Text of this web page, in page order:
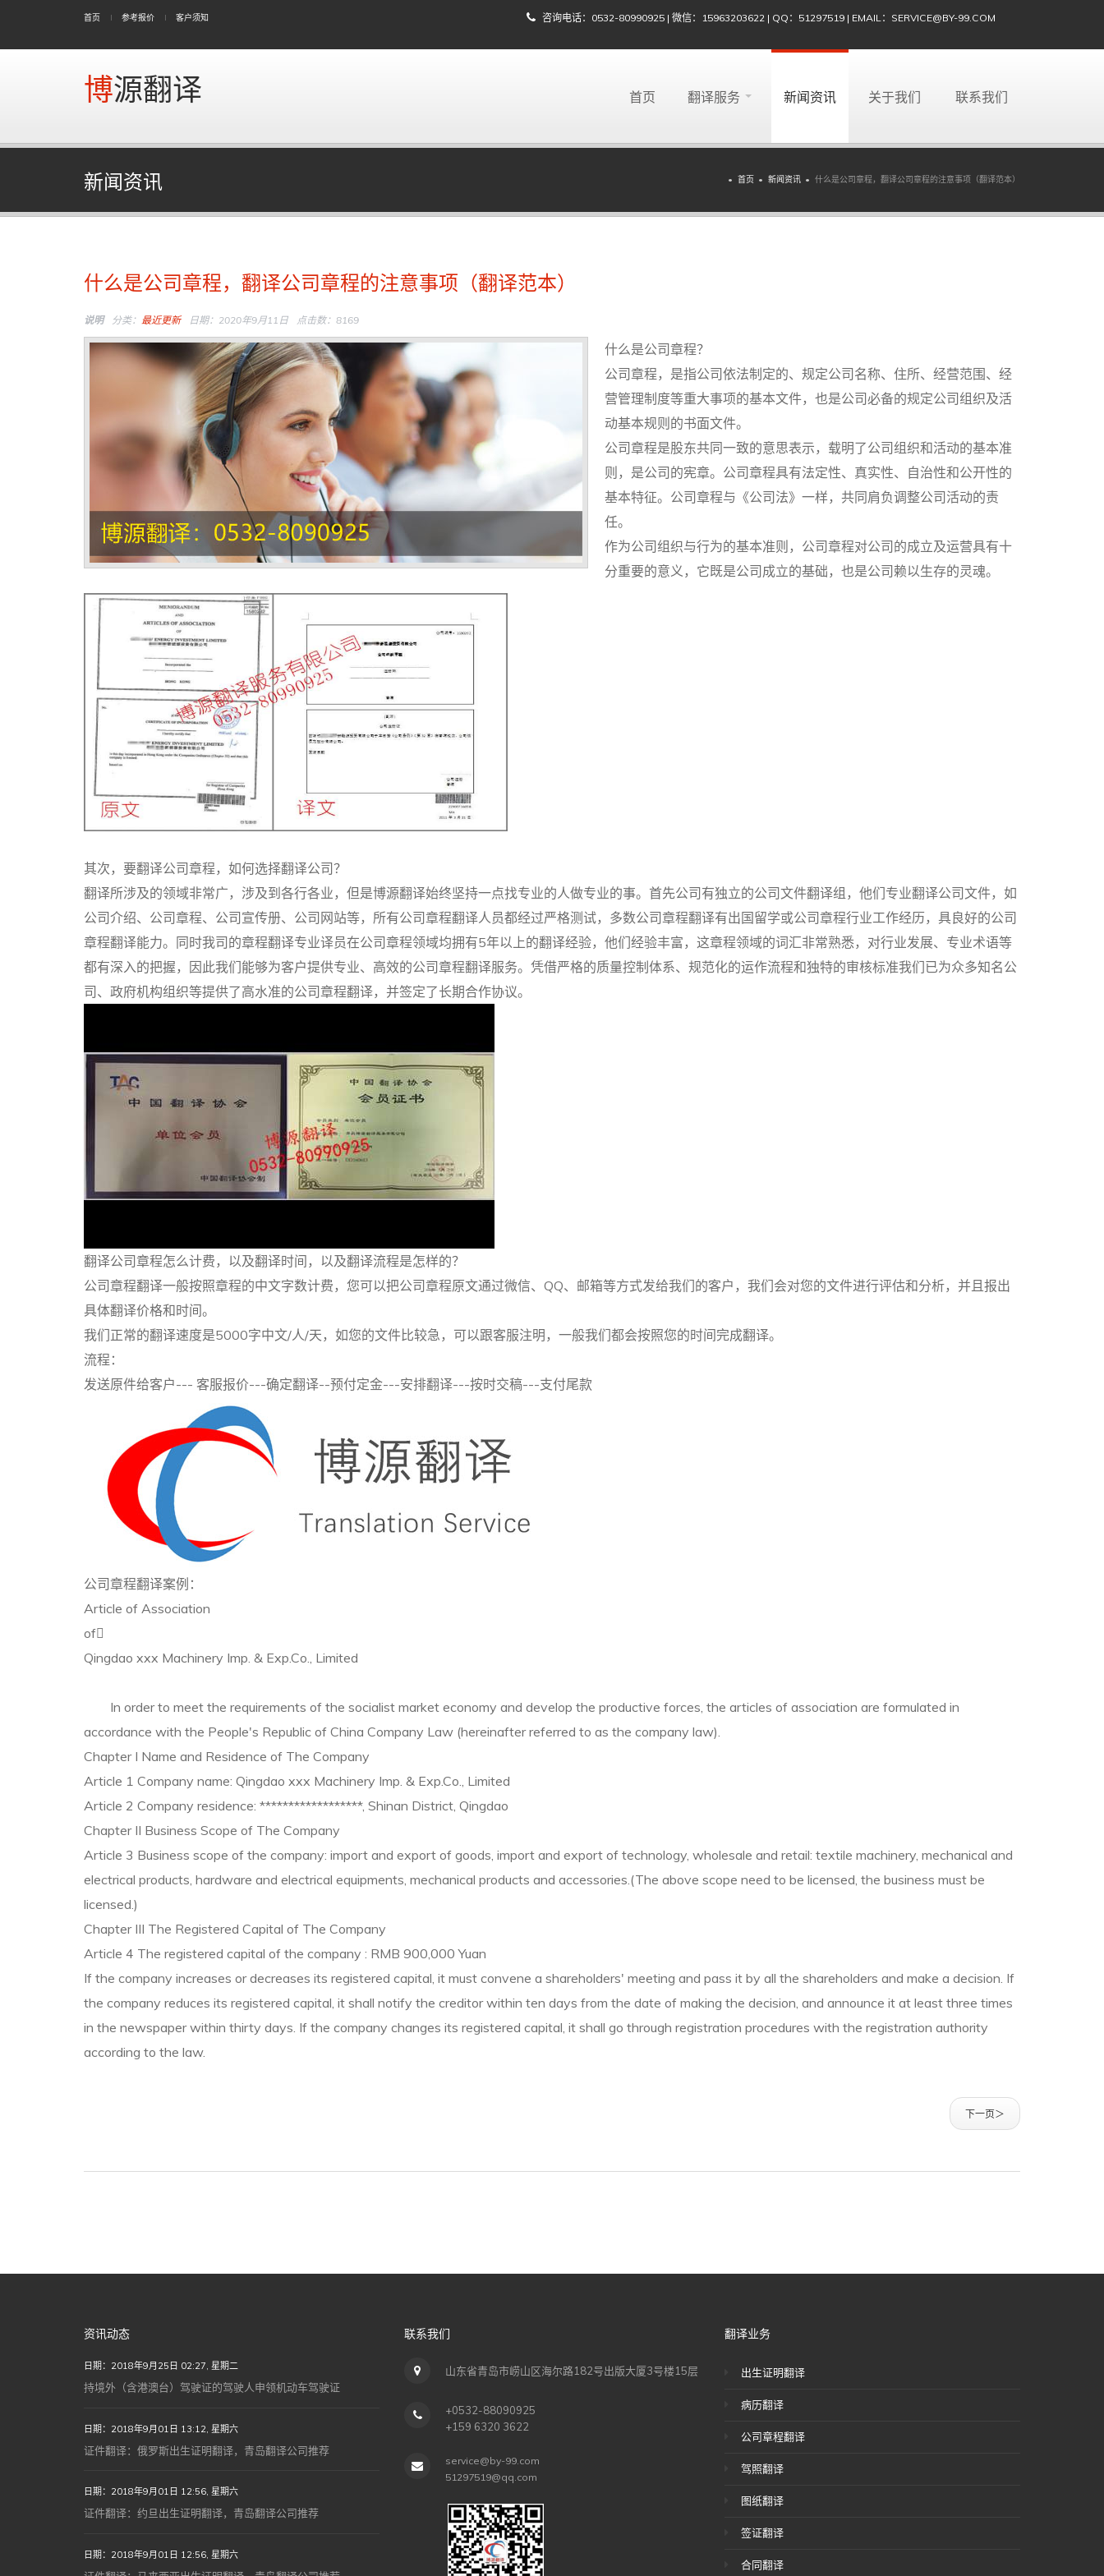
首页 参考报价 客户须知 咨询电话：0532-80990925 | 微信：15963203622 | QQ：51297519 | EMAIL：SERVICE@BY-99.COM
博源翻译 首页 翻译服务 新闻资讯 关于我们 联系我们
新闻资讯 首页 新闻资讯 什么是公司章程，翻译公司章程的注意事项（翻译范本）
什么是公司章程，翻译公司章程的注意事项（翻译范本）
说明 分类： 最近更新 日期：2020年9月11日 点击数：8169
什么是公司章程？
公司章程，是指公司依法制定的、规定公司名称、住所、经营范围、经
营管理制度等重大事项的基本文件，也是公司必备的规定公司组织及活
动基本规则的书面文件。
公司章程是股东共同一致的意思表示，载明了公司组织和活动的基本准
则，是公司的宪章。公司章程具有法定性、真实性、自治性和公开性的
基本特征。公司章程与《公司法》一样，共同肩负调整公司活动的责
任。
作为公司组织与行为的基本准则，公司章程对公司的成立及运营具有十
分重要的意义，它既是公司成立的基础，也是公司赖以生存的灵魂。
其次，要翻译公司章程，如何选择翻译公司？
翻译所涉及的领域非常广，涉及到各行各业，但是博源翻译始终坚持一点找专业的人做专业的事。首先公司有独立的公司文件翻译组，他们专业翻译公司文件，如
公司介绍、公司章程、公司宣传册、公司网站等，所有公司章程翻译人员都经过严格测试，多数公司章程翻译有出国留学或公司章程行业工作经历，具良好的公司
章程翻译能力。同时我司的章程翻译专业译员在公司章程领域均拥有5年以上的翻译经验，他们经验丰富，这章程领域的词汇非常熟悉，对行业发展、专业术语等
都有深入的把握，因此我们能够为客户提供专业、高效的公司章程翻译服务。凭借严格的质量控制体系、规范化的运作流程和独特的审核标准我们已为众多知名公
司、政府机构组织等提供了高水准的公司章程翻译，并签定了长期合作协议。
翻译公司章程怎么计费，以及翻译时间，以及翻译流程是怎样的？
公司章程翻译一般按照章程的中文字数计费，您可以把公司章程原文通过微信、QQ、邮箱等方式发给我们的客户，我们会对您的文件进行评估和分析，并且报出
具体翻译价格和时间。
我们正常的翻译速度是5000字中文/人/天，如您的文件比较急，可以跟客服注明，一般我们都会按照您的时间完成翻译。
流程：
发送原件给客户--- 客服报价---确定翻译--预付定金---安排翻译---按时交稿---支付尾款
公司章程翻译案例：
Article of Association
of
Qingdao xxx Machinery Imp. & Exp.Co., Limited
In order to meet the requirements of the socialist market economy and develop the productive forces, the articles of association are formulated in
accordance with the People's Republic of China Company Law (hereinafter referred to as the company law).
Chapter I Name and Residence of The Company
Article 1 Company name: Qingdao xxx Machinery Imp. & Exp.Co., Limited
Article 2 Company residence: ******************, Shinan District, Qingdao
Chapter II Business Scope of The Company
Article 3 Business scope of the company: import and export of goods, import and export of technology, wholesale and retail: textile machinery, mechanical and
electrical products, hardware and electrical equipments, mechanical products and accessories.(The above scope need to be licensed, the business must be
licensed.)
Chapter III The Registered Capital of The Company
Article 4 The registered capital of the company : RMB 900,000 Yuan
If the company increases or decreases its registered capital, it must convene a shareholders' meeting and pass it by all the shareholders and make a decision. If
the company reduces its registered capital, it shall notify the creditor within ten days from the date of making the decision, and announce it at least three times
in the newspaper within thirty days. If the company changes its registered capital, it shall go through registration procedures with the registration authority
according to the law.
下一页＞
资讯动态
日期：2018年9月25日 02:27, 星期二
持境外（含港澳台）驾驶证的驾驶人申领机动车驾驶证
日期：2018年9月01日 13:12, 星期六
证件翻译：俄罗斯出生证明翻译，青岛翻译公司推荐
日期：2018年9月01日 12:56, 星期六
证件翻译：约旦出生证明翻译，青岛翻译公司推荐
日期：2018年9月01日 12:56, 星期六
联系我们
山东省青岛市崂山区海尔路182号出版大厦3号楼15层
+0532-88090925
+159 6320 3622
service@by-99.com
51297519@qq.com
翻译业务
出生证明翻译
病历翻译
公司章程翻译
驾照翻译
图纸翻译
签证翻译
合同翻译